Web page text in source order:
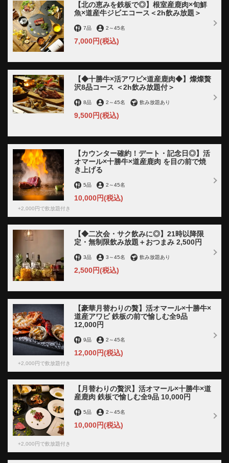
【北の恵みを鉄板で◎】根室産鹿肉×旬鮮
魚×道産牛ジビエコース＜2h飲み放題＞
7品 2 ～45名
7,000円(税込)
【◆十勝牛×活アワビ×道産鹿肉◆】燦燦贅
沢8品コース ＜2h飲み放題付＞
8品 2 ～45名 飲み放題あり
9,500円(税込)
【カウンター確約！デート・記念日◎】活
オマール×十勝牛×道産鹿肉 を目の前で焼
き上げる
5品 2 ～45名
10,000円(税込)
+2,000円で飲放題付き
【◆二次会・サク飲みに◎】21時以降限
定・無制限飲み放題＋おつまみ 2,500円
3品 3 ～45名 飲み放題あり
2,500円(税込)
【豪華月替わりの贅】活オマール×十勝牛×
道産アワビ 鉄板の前で愉しむ全9品
12,000円
9品 2 ～45名
12,000円(税込)
+2,000円で飲放題付き
【月替わりの贅沢】活オマール×十勝牛×道
産鹿肉 鉄板で愉しむ全9品 10,000円
5品 2 ～45名
10,000円(税込)
+2,000円で飲放題付き
この店舗情報をシェアする
【一棟丸ごと貸切プラン】40名以上で一棟丸ごと貸切でき
ます◎ ご予算はお問い合わせ下さい！ | 【個室×道産牛肉×
海鮮×産地直送野菜】 鉄板居酒屋 燦燦 －SANSAN －
北海道札幌市中央区南４条西５丁目８番地 Ｆ４５ビル地下１階
https://sansansapporo.owst.jp/coupons/187090734